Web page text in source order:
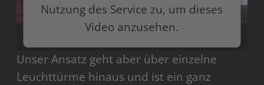
Nutzung des Service zu, um dieses
Video anzusehen.
Mehr Informationen
Unser Ansatz geht aber über einzelne
Leuchttürme hinaus und ist ein ganz